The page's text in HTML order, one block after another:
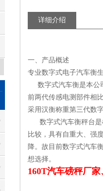
详细介绍
一、产品概述
专业数字式电子汽车衡
数字式汽车衡是本公
前两代传感电测部件相
采用汉衡称重第三代数
数字式汽车衡秤台是
比较，具有自重大、强
降。故目前数字式汽车
想选择。
160T汽车磅秤厂